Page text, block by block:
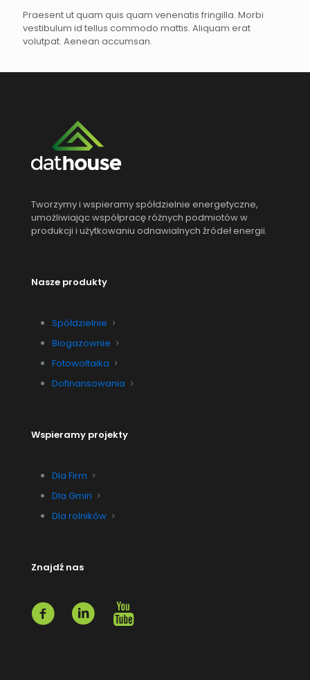
Praesent ut quam quis quam venenatis fringilla. Morbi
vestibulum id tellus commodo mattis. Aliquam erat
volutpat. Aenean accumsan.
Tworzymy i wspieramy spółdzielnie energetyczne,
umożliwiając współpracę różnych podmiotów w
produkcji i użytkowaniu odnawialnych źródeł energii.
Nasze produkty
Spółdzielnie
Biogazownie
Fotowoltaika
Dofinansowania
Wspieramy projekty
Dla Firm
Dla Gmin
Dla rolników
Znajdź nas